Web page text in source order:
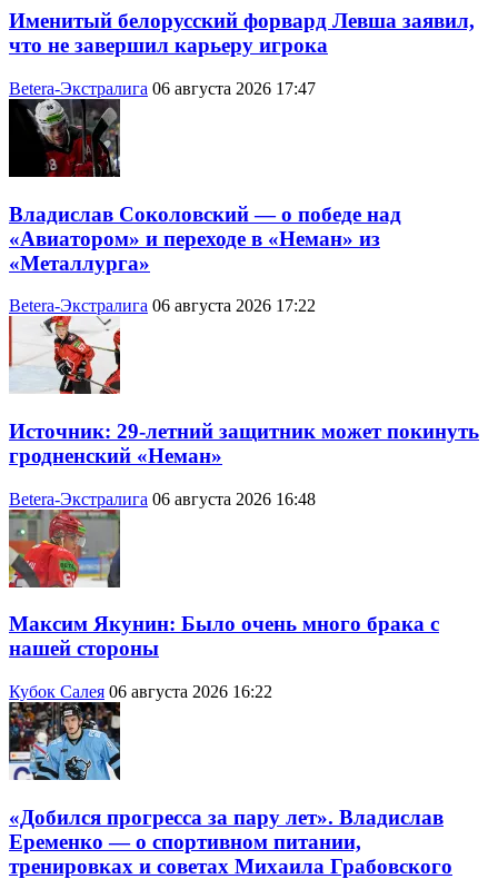
Именитый белорусский форвард Левша заявил,
что не завершил карьеру игрока
Betera-Экстралига 06 августа 2026 17:47
Владислав Соколовский — о победе над
«Авиатором» и переходе в «Неман» из
«Металлурга»
Betera-Экстралига 06 августа 2026 17:22
Источник: 29-летний защитник может покинуть
гродненский «Неман»
Betera-Экстралига 06 августа 2026 16:48
Максим Якунин: Было очень много брака с
нашей стороны
Кубок Салея 06 августа 2026 16:22
«Добился прогресса за пару лет». Владислав
Еременко — о спортивном питании,
тренировках и советах Михаила Грабовского